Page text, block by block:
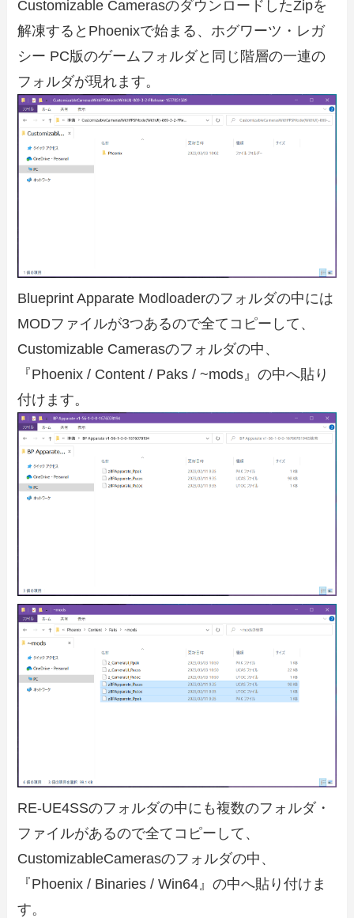
Customizable CamerasのダウンロードしたZipを
解凍するとPhoenixで始まる、ホグワーツ・レガ
シー PC版のゲームフォルダと同じ階層の一連の
フォルダが現れます。
Blueprint Apparate Modloaderのフォルダの中には
MODファイルが3つあるので全てコピーして、
Customizable Camerasのフォルダの中、
『Phoenix / Content / Paks / ~mods』の中へ貼り
付けます。
RE-UE4SSのフォルダの中にも複数のフォルダ・
ファイルがあるので全てコピーして、
CustomizableCamerasのフォルダの中、
『Phoenix / Binaries / Win64』の中へ貼り付けま
す。